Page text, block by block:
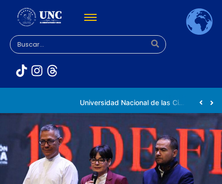
Universidad Nacional de las Ciencias impulsa vocaciones científicas en la Expoferia de Oportunidades de Estudio 2026